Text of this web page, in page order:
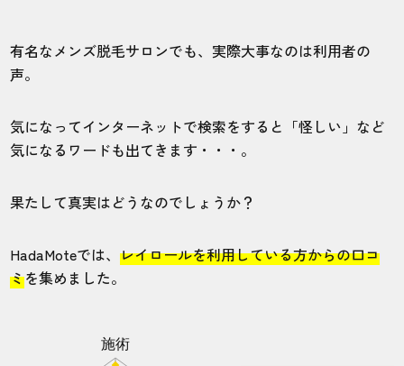
有名なメンズ脱毛サロンでも、実際大事なのは利用者の
声。
気になってインターネットで検索をすると「怪しい」など
気になるワードも出てきます・・・。
果たして真実はどうなのでしょうか？
HadaMoteでは、レイロールを利用している方からの口コ
ミを集めました。